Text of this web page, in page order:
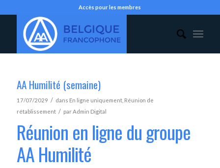
Accès pour les membres
AA Humilité (semaine)
17/07/2029 / dans En ligne uniquement, Réunion de
rétablissement / parAdmin Digital
Réunion en ligne du groupe
AA Humilité